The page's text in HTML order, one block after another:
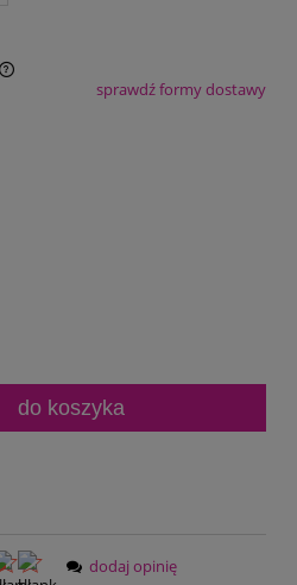
kosztów płatności
sprawdź formy dostawy
do koszyka
dodaj opinię